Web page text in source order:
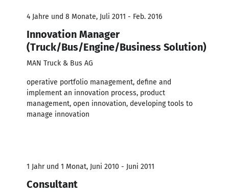
4 Jahre und 8 Monate, Juli 2011 - Feb. 2016
Innovation Manager
(Truck/Bus/Engine/Business Solution)
MAN Truck & Bus AG
operative portfolio management, define and
implement an innovation process, product
management, open innovation, developing tools to
manage innovation
1 Jahr und 1 Monat, Juni 2010 - Juni 2011
Consultant